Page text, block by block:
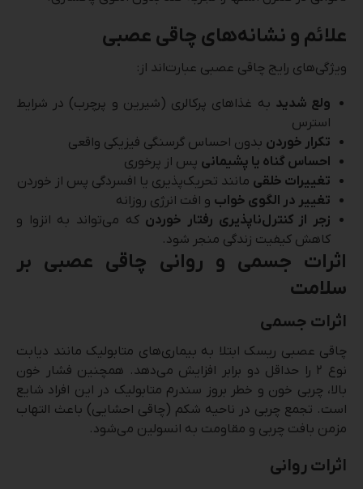
علائم و نشانه‌های چاقی عصبی
ویژگی‌های رایج چاقی عصبی عبارت‌اند از:
ولع شدید به غذاهای پرکالری (شیرین و پرچرب) در شرایط
استرس
تکرار خوردن بدون احساس گرسنگی فیزیکی واقعی
احساس گناه یا پشیمانی پس از پرخوری
تغییرات خلقی مانند تحریک‌پذیری یا افسردگی پس از خوردن
تغییر در الگوی خواب و افت انرژی روزانه
زجر از کنترل‌ناپذیری رفتار خوردن که می‌تواند به انزوا و
کاهش کیفیت زندگی منجر شود.
اثرات جسمی و روانی چاقی عصبی بر
سلامت
اثرات جسمی
چاقی عصبی ریسک ابتلا به بیماری‌های متابولیک مانند دیابت
نوع ۲ را حداقل دو برابر افزایش می‌دهد. همچنین فشار خون
بالا، چربی خون و خطر بروز سندرم متابولیک در این افراد شایع
است. تجمع چربی در ناحیه شکم (چاقی احشایی) باعث التهاب
مزمن بافت چربی و مقاومت به انسولین می‌شود.
اثرات روانی